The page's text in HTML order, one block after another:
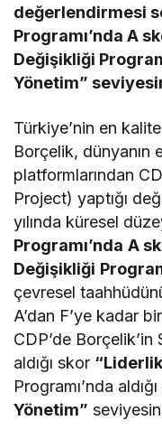
değerlendirmesi
Programı’nda A
Değişikliği
Yönetim”
Türkiye’nin en
Borçelik, dünyanın
platformlarından
Project) yaptığı
yılında küresel
Programı’nda A
Değişikliği
çevresel
A’dan F’ye kadar
CDP’de Borçelik’in
aldığı skor
Programı’nda
Yönetim”